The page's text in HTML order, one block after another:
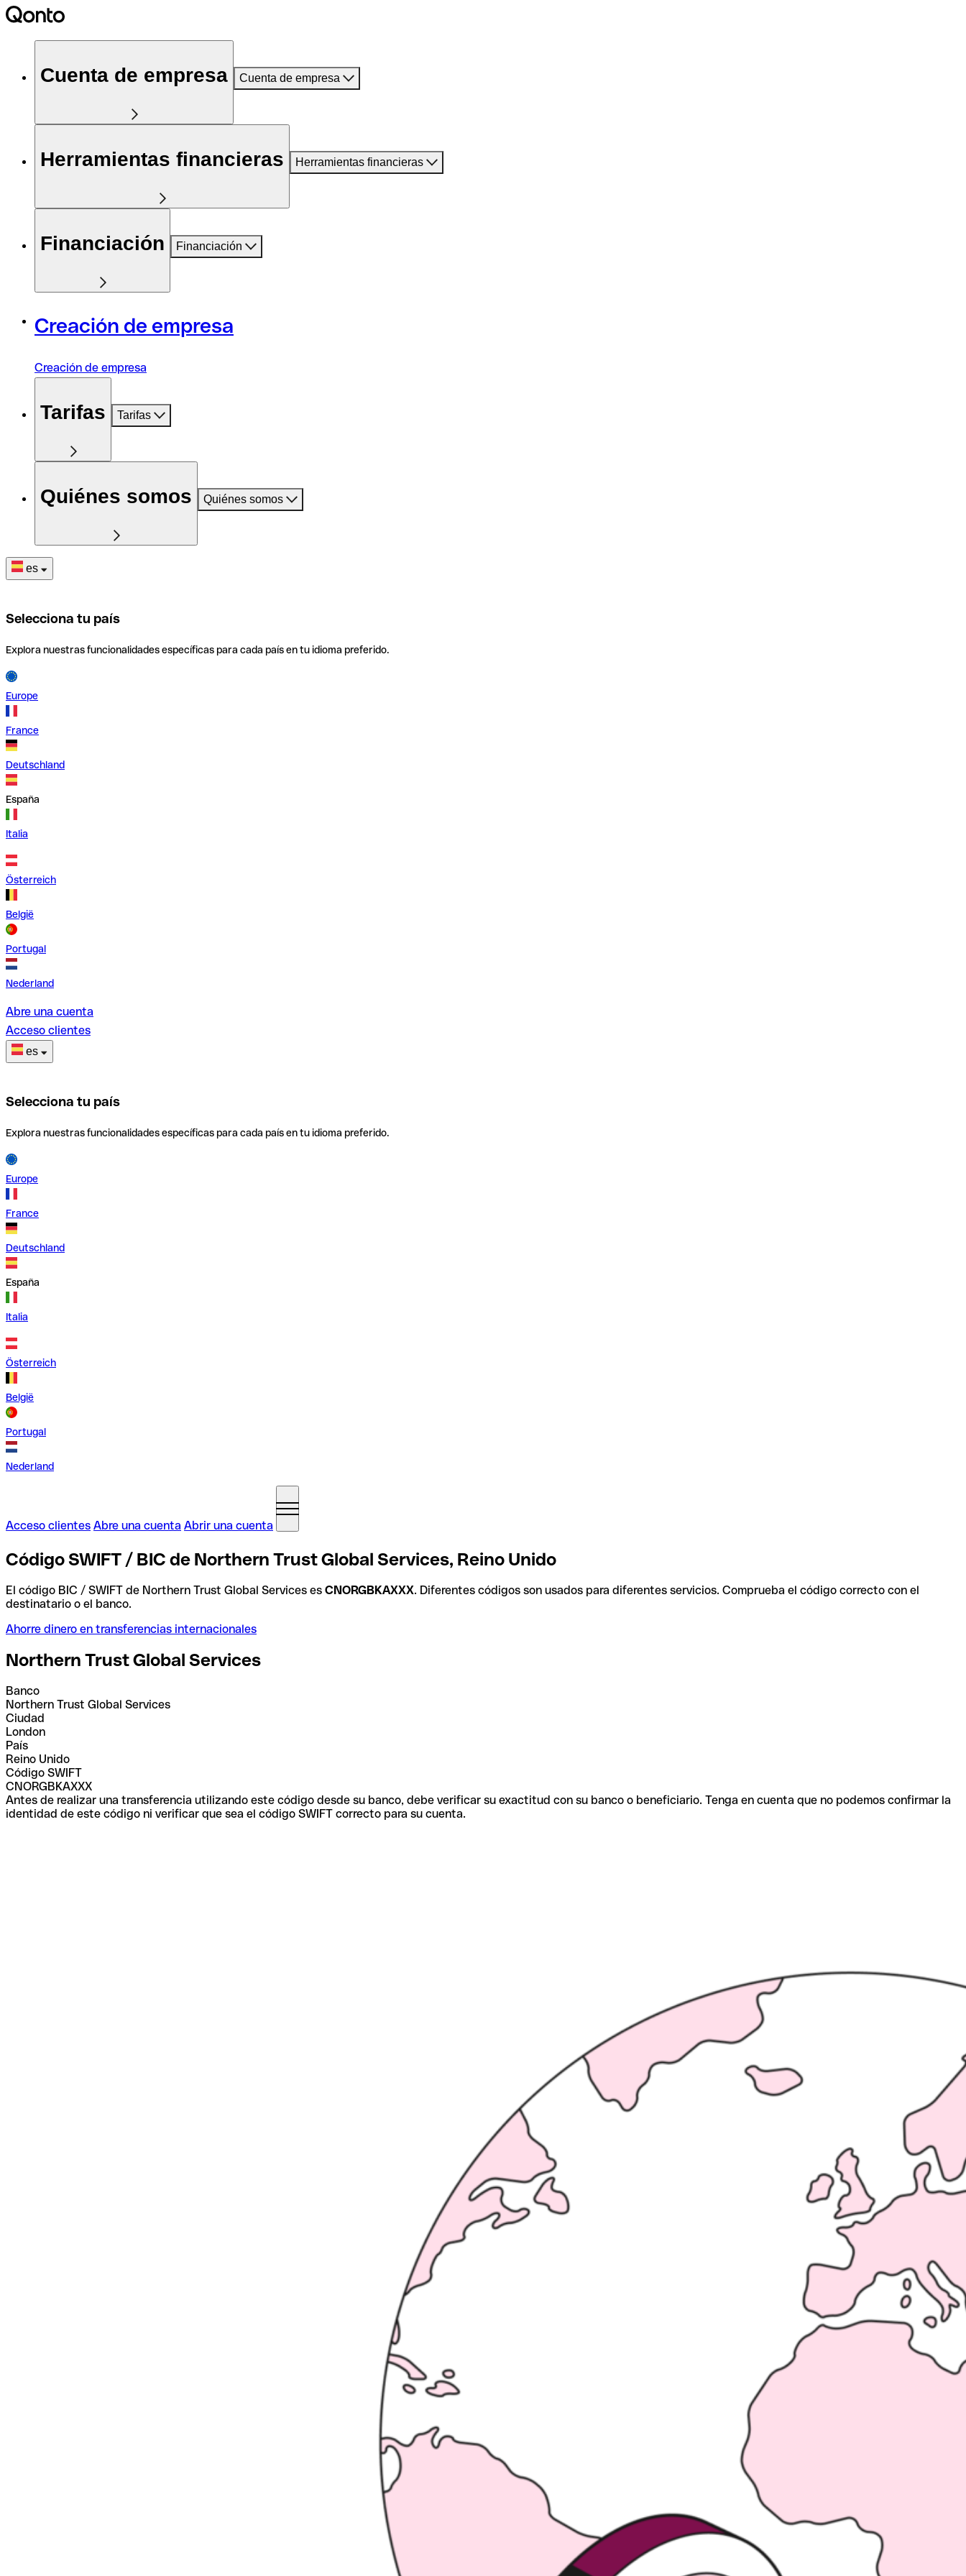
Cuenta de empresa Cuenta de empresa
Herramientas financieras Herramientas financieras
Financiación Financiación
Creación de empresa
Creación de empresa
Tarifas Tarifas
Quiénes somos Quiénes somos
es
Selecciona tu país
Explora nuestras funcionalidades específicas para cada país en tu idioma preferido.
Europe
France
Deutschland
España
Italia
Österreich
België
Portugal
Nederland
Abre una cuenta
Acceso clientes
es
Selecciona tu país
Explora nuestras funcionalidades específicas para cada país en tu idioma preferido.
Europe
France
Deutschland
España
Italia
Österreich
België
Portugal
Nederland
Acceso clientes Abre una cuenta Abrir una cuenta
Código SWIFT / BIC de Northern Trust Global Services, Reino Unido
El código BIC / SWIFT de Northern Trust Global Services es CNORGBKAXXX. Diferentes códigos son usados para diferentes servicios. Comprueba el código correcto con el
destinatario o el banco.
Ahorre dinero en transferencias internacionales
Northern Trust Global Services
Banco
Northern Trust Global Services
Ciudad
London
País
Reino Unido
Código SWIFT
CNORGBKAXXX
Antes de realizar una transferencia utilizando este código desde su banco, debe verificar su exactitud con su banco o beneficiario. Tenga en cuenta que no podemos confirmar la
identidad de este código ni verificar que sea el código SWIFT correcto para su cuenta.